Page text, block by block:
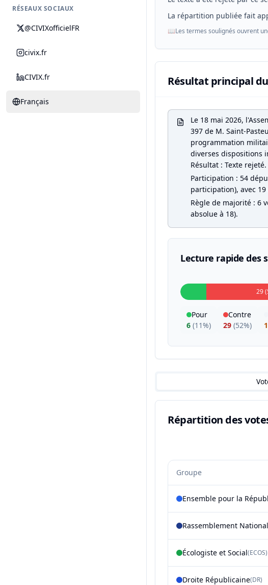
RÉSEAUX SOCIAUX
@CIVIXofficielFR
civix.fr
CIVIX.fr
Français
La répartition publiée fait
📖Les termes soulignés ouvrent
Résultat principal
Le 18 mai 2026,
397 de M. Saint-
programmation
diverses dispositions
Résultat : Texte rejeté.
Participation : 54
participation), avec
Règle de majorité : 6
absolue à 18).
Lecture rapide des
29
Pour
6 (11%)
Contre
29 (52%)
Répartition des
Groupe
Ensemble pour la
Rassemblement National
Écologiste et Social(ECOS)
Droite Républicaine(DR)